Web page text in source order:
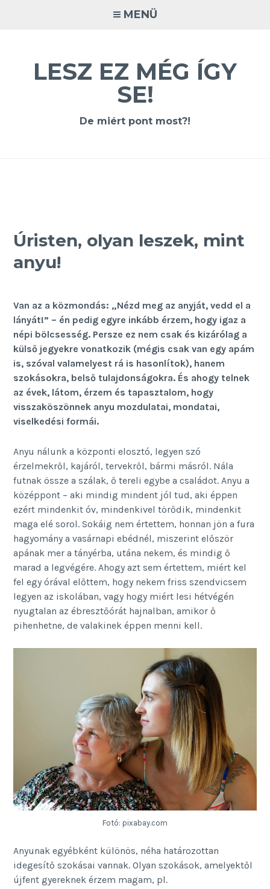
MENÜ
LESZ EZ MÉG ÍGY
SE!
De miért pont most?!
Úristen, olyan leszek, mint
anyu!
Van az a közmondás: „Nézd meg az anyját, vedd el a
lányát!” – én pedig egyre inkább érzem, hogy igaz a
népi bölcsesség. Persze ez nem csak és kizárólag a
külső jegyekre vonatkozik (mégis csak van egy apám
is, szóval valamelyest rá is hasonlítok), hanem
szokásokra, belső tulajdonságokra. És ahogy telnek
az évek, látom, érzem és tapasztalom, hogy
visszaköszönnek anyu mozdulatai, mondatai,
viselkedési formái.
Anyu nálunk a központi elosztó, legyen szó
érzelmekről, kajáról, tervekről, bármi másról. Nála
futnak össze a szálak, ő tereli egybe a családot. Anyu a
középpont – aki mindig mindent jól tud, aki éppen
ezért mindenkit óv, mindenkivel törődik, mindenkit
maga elé sorol. Sokáig nem értettem, honnan jön a fura
hagyomány a vasárnapi ebédnél, miszerint először
apának mer a tányérba, utána nekem, és mindig ő
marad a legvégére. Ahogy azt sem értettem, miért kel
fel egy órával előttem, hogy nekem friss szendvicsem
legyen az iskolában, vagy hogy miért lesi hétvégén
nyugtalan az ébresztőórát hajnalban, amikor ő
pihenhetne, de valakinek éppen menni kell.
Fotó: pixabay.com
Anyunak egyébként különös, néha határozottan
idegesítő szokásai vannak. Olyan szokások, amelyektől
újfent gyereknek érzem magam, pl.